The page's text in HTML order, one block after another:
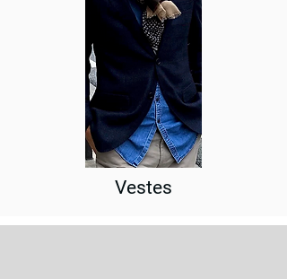
Vestes